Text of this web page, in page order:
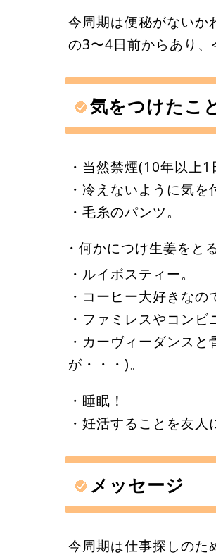
今周期は便秘がないか
の3〜4日前からあり、
気をつけたこ
・当然禁煙(10年以上1
・冷えないように気を
・毛糸のパンツ。
・何かにつけ生姜をとる
・ルイボスティー。
・コーヒー大好きなの
・ファミレスやコンビ
・カーヴィーダンス
が・・・)。
・睡眠！
・妊活することを友人
メッセージ
今周期は仕事探しのた